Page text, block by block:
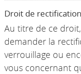
Droit de
Au titre de ce
demander la
verrouillage ou
vous concernant